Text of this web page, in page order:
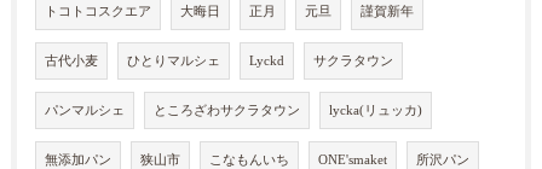
トコトコスクエア 大晦日 正月 元旦 謹賀新年
古代小麦 ひとりマルシェ Lyckd サクラタウン
パンマルシェ ところざわサクラタウン lycka(リュッカ)
無添加パン 狭山市 こなもんいち ONE'smaket 所沢パン